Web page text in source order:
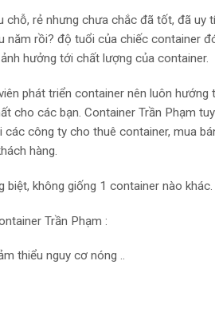
chỗ, rẻ nhưng chưa chắc đã tốt, đã uy
năm rồi? độ tuổi của chiếc container
hưởng tới chất lượng của container.
phát triển container nên luôn
cho các bạn. Container Trần Phạm
công ty cho thuê container, mua
hàng.
không giống 1 container nào khác.
Trần Phạm :
thiểu nguy cơ nóng ..